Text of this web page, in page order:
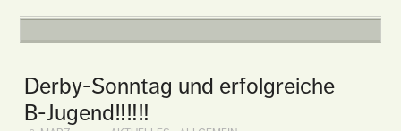
Derby-Sonntag und erfolgreiche
B-Jugend‼️‼️‼️